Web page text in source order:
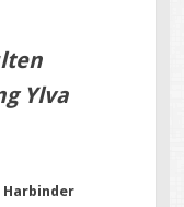
Ylva
Harbinder